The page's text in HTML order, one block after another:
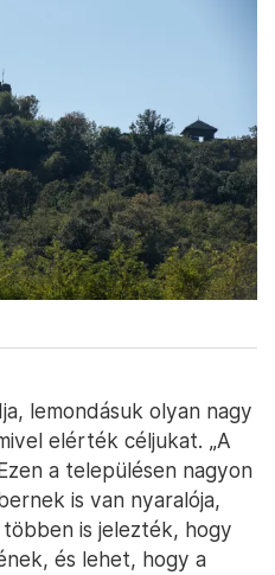
lemondásuk olyan nagy
elérték céljukat. „A
a településen nagyon
is van nyaralója,
is jelezték, hogy
és lehet, hogy a